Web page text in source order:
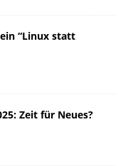
“Linux statt
Zeit für Neues?